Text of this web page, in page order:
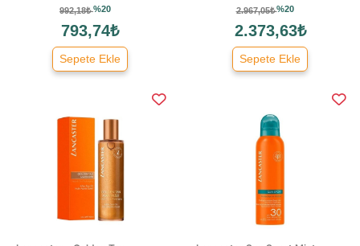
992,18₺%20
793,74₺
Sepete Ekle
2.967,05₺%20
2.373,63₺
Sepete Ekle